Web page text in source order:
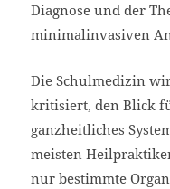
Diagnose und der
minimalinvasiven
Die Schulmedizin
kritisiert, den Blick
ganzheitliches
meisten
nur bestimmte